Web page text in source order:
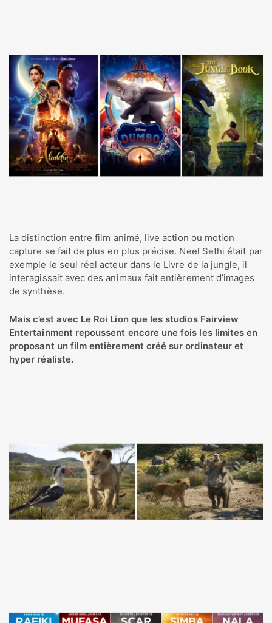
La distinction entre film animé, live action ou motion
capture se fait de plus en plus précise. Neel Sethi était par
exemple le seul réel acteur dans le Livre de la jungle, il
interagissait avec des animaux fait entièrement d’images
de synthèse.
Mais c’est avec Le Roi Lion que les studios Fairview
Entertainment repoussent encore une fois les limites en
proposant un film entièrement créé sur ordinateur et
hyper réaliste.